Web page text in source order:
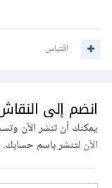
اقتباس
انضم إلى النقاش
يمكنك أن تنشر الآن
الآنلتنشر باسم حسابك.